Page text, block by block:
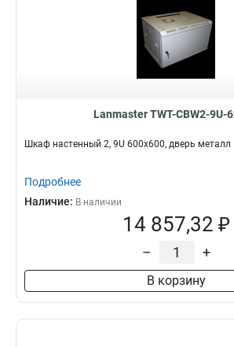
Lanmaster TWT-CBW2-9U-
Шкаф настенный 2, 9U 600x600, дверь металл
Подробнее
Наличие: В наличии
14 857,32 ₽
– +
В корзину